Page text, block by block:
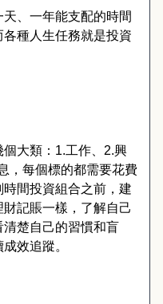
天
一年能支配的時間
各種人生任務就是投資
個大類 ： 1.工作 2.興
， 每個標的都需要花費
時間投資組合之前 ， 建
財記賬一樣 ， 了解自己
清楚自己的習慣和盲
成效追蹤。